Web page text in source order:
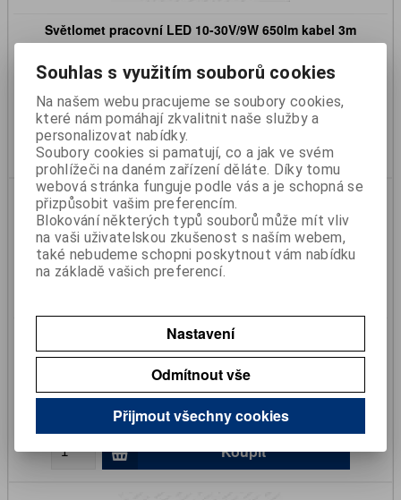
Světlomet pracovní LED 10-30V/9W 650lm kabel 3m
Katalogové číslo:40475003
Skladem:Ano
710 Kč
587 Kč (bez DPH)
Koupit
Světlomet pracovní LED 12-24V/24W 1500lm/100x100/
WESEM magnetický s vypínačem
Katalogové číslo:47493
1 984 Kč (bez DPH)
Koupit
Souhlas s využitím souborů cookies
Na našem webu pracujeme se soubory cookies,
které nám pomáhají zkvalitnit naše služby a
personalizovat nabídky.
Soubory cookies si pamatují, co a jak ve svém
prohlížeči na daném zařízení děláte. Díky tomu
webová stránka funguje podle vás a je schopná se
přizpůsobit vašim preferencím.
Blokování některých typů souborů může mít vliv
na vaši uživatelskou zkušenost s naším webem,
také nebudeme schopni poskytnout vám nabídku
na základě vašich preferencí.
Nastavení
Odmítnout vše
Přijmout všechny cookies